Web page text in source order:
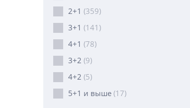
2+1 (359)
3+1 (141)
4+1 (78)
3+2 (9)
4+2 (5)
5+1 и выше (17)